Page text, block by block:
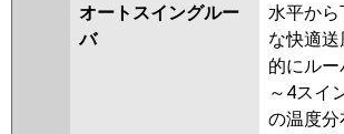
DHRMP112K2
PKZ-ZRMP112K2
ZRMP112KLZ
PKZ-ZRMP112KLY
ZRMP112KY PKZ-
オートスイングルー
バ
水平から
な快適
的にル
～4スイ
の温度分